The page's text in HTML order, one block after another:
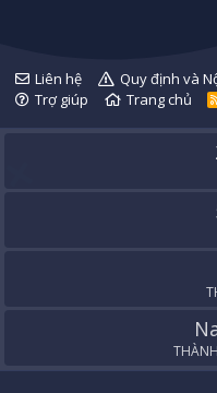
Liên hệ Quy định và
Trợ giúp
Trang chủ